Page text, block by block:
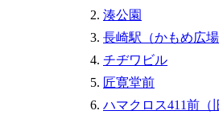
湊公園
長崎駅（かもめ広場
チヂワビル
匠寛堂前
ハマクロス411前（